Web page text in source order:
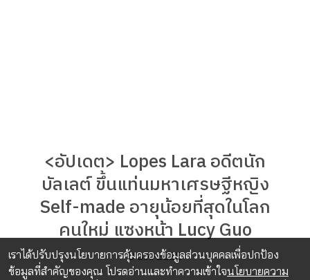
<อัปเดต> Lopes Lara อดีตนัก
บัลเลต์ ขึ้นแท่นมหาเศรษฐีหญิง
Self-made อายุน้อยที่สุดในโลก
คนใหม่ แซงหน้า Lucy Guo
3 ธ.ค. 2025
เราได้ปรับปรุงนโยบายการคุ้มครองข้อมูลส่วนบุคคลเพื่อปกป้อง
ข้อมูลที่สำคัญของคุณ โปรดอ่านและทำความเข้าใจนโยบายความ